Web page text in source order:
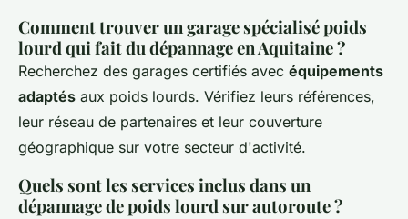
Comment trouver un garage spécialisé poids
lourd qui fait du dépannage en Aquitaine ?
Recherchez des garages certifiés avec équipements
adaptés aux poids lourds. Vérifiez leurs références,
leur réseau de partenaires et leur couverture
géographique sur votre secteur d'activité.
Quels sont les services inclus dans un
dépannage de poids lourd sur autoroute ?